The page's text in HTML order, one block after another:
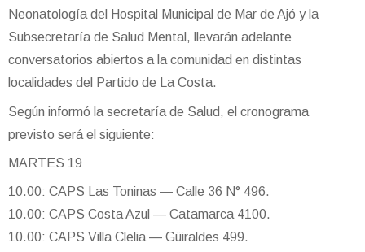
Neonatología del Hospital Municipal de Mar de Ajó y la
Subsecretaría de Salud Mental, llevarán adelante
conversatorios abiertos a la comunidad en distintas
localidades del Partido de La Costa.
Según informó la secretaría de Salud, el cronograma
previsto será el siguiente:
MARTES 19
10.00: CAPS Las Toninas — Calle 36 N° 496.
10.00: CAPS Costa Azul — Catamarca 4100.
10.00: CAPS Villa Clelia — Güiraldes 499.